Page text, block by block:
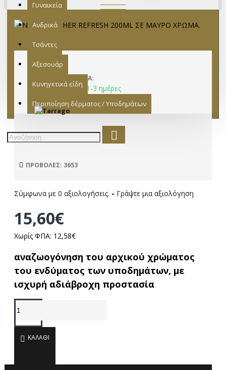
Γυναικεία
Ανδρικά
Τσάντες
Αξεσουάρ
Κυνηγετικά είδη
Περιποίηση δέρματος / Υποδημάτων
ΔΙΑΘΕΣΙΜΌΤΗΤΑ:
Παράδοση σε 1-3 ημέρες
ΚΑΤΑΣΚΕΥΑΣΤΉΣ: Tarrago
ΜΟΝΤΈΛΟ: 15321022
ΠΡΟΒΟΛΈΣ: 3653
Σύμφωνα με 0 αξιολογήσεις. - Γράψτε μια αξιολόγηση
15,60€
Χωρίς ΦΠΑ: 12,58€
αναζωογόνηση του αρχικού χρώματος
του ενδύματος των υποδημάτων, με
ισχυρή αδιάβροχη προστασία
ΚΑΛΆΘΙ